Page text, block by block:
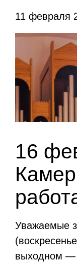
11 февраля
16
Уважаемые
выходном —